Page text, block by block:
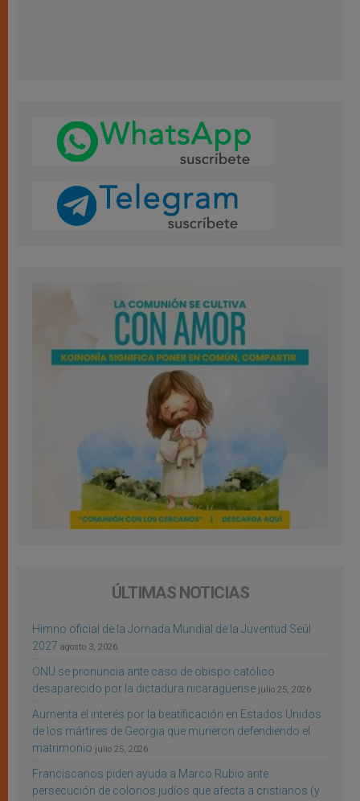
ÚLTIMAS NOTICIAS
Himno oficial de la Jornada Mundial de la Juventud Seúl
2027 agosto 3, 2026
ONU se pronuncia ante caso de obispo católico
desaparecido por la dictadura nicaragüense julio 25, 2026
Aumenta el interés por la beatificación en Estados Unidos
de los mártires de Georgia que murieron defendiendo el
matrimonio julio 25, 2026
Franciscanos piden ayuda a Marco Rubio ante
persecución de colonos judíos que afecta a cristianos (y